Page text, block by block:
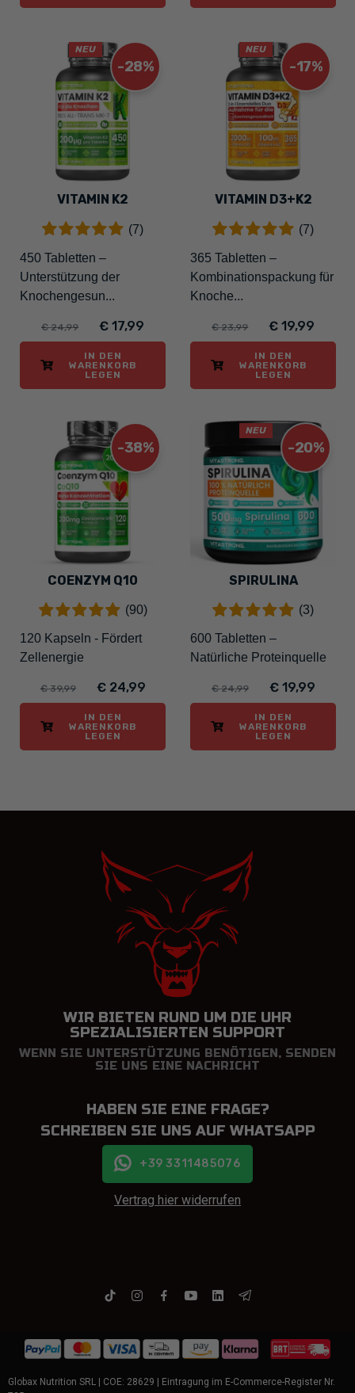
-28%
NEU
VITAMIN K2
(7)
450 Tabletten –
Unterstützung der
Knochengesun...
€ 24,99 € 17,99
IN DEN
WARENKORB
LEGEN
-17%
NEU
VITAMIN D3+K2
(7)
365 Tabletten –
Kombinationspackung für
Knoche...
€ 23,99 € 19,99
IN DEN
WARENKORB
LEGEN
-38%
COENZYM Q10
(90)
120 Kapseln - Fördert
Zellenergie
€ 39,99 € 24,99
IN DEN
WARENKORB
LEGEN
-20%
NEU
SPIRULINA
(3)
600 Tabletten –
Natürliche Proteinquelle
€ 24,99 € 19,99
IN DEN
WARENKORB
LEGEN
WIR BIETEN RUND UM DIE UHR
SPEZIALISIERTEN SUPPORT
WENN SIE UNTERSTÜTZUNG BENÖTIGEN, SENDEN
SIE UNS EINE NACHRICHT
HABEN SIE EINE FRAGE?
SCHREIBEN SIE UNS AUF WHATSAPP
+39 3311485076
Vertrag hier widerrufen
Globax Nutrition SRL | COE: 28629 | Eintragung im E-Commerce-Register Nr.